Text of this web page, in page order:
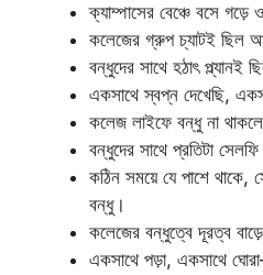
ক্যাম্পাসের বেঞ্চে বসে
কলেজের গ্রুপ চ্যাটই ছিল
বন্ধুদের সাথে হঠাৎ প্ল্যানই
একসাথে স্বপ্ন দেখেছি,
কলেজ লাইফে বন্ধু না থাকলে
বন্ধুদের সাথে প্রতিটা
কঠিন সময়ে যে পাশে থাকে,
বন্ধু।
কলেজের বন্ধুত্বে দূরত্ব
একসাথে পড়া, একসাথে